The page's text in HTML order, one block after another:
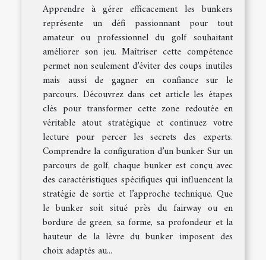
Apprendre à gérer efficacement les bunkers
représente un défi passionnant pour tout
amateur ou professionnel du golf souhaitant
améliorer son jeu. Maîtriser cette compétence
permet non seulement d’éviter des coups inutiles
mais aussi de gagner en confiance sur le
parcours. Découvrez dans cet article les étapes
clés pour transformer cette zone redoutée en
véritable atout stratégique et continuez votre
lecture pour percer les secrets des experts.
Comprendre la configuration d’un bunker Sur un
parcours de golf, chaque bunker est conçu avec
des caractéristiques spécifiques qui influencent la
stratégie de sortie et l’approche technique. Que
le bunker soit situé près du fairway ou en
bordure de green, sa forme, sa profondeur et la
hauteur de la lèvre du bunker imposent des
choix adaptés au...